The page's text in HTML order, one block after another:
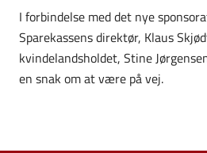
I forbindelse med det nye
Sparekassens direktør, Klaus
kvindelandsholdet, Stine
en snak om at være på vej.